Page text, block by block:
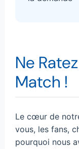
Ne
Match !
Le cœur de
vous, les fans,
pourquoi nous